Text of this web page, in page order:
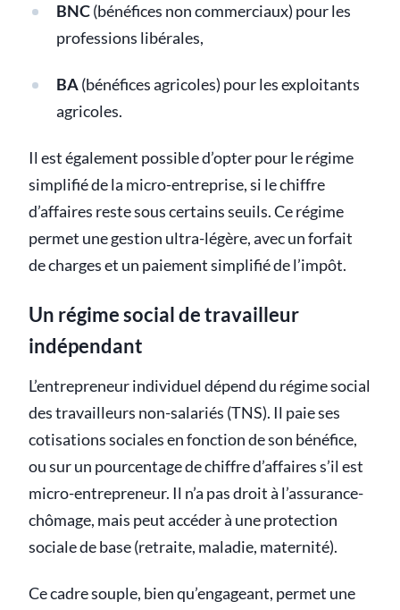
BNC(bénéfices non commerciaux) pour les
professions libérales,
BA(bénéfices agricoles) pour les exploitants
agricoles.
Il est également possible d’opter pour le régime
simplifié de la micro-entreprise, si le chiffre
d’affaires reste sous certains seuils. Ce régime
permet une gestion ultra-légère, avec un forfait
de charges et un paiement simplifié de l’impôt.
Un régime social de travailleur
indépendant
L’entrepreneur individuel dépend du régime social
des travailleurs non-salariés (TNS). Il paie ses
cotisations sociales en fonction de son bénéfice,
ou sur un pourcentage de chiffre d’affaires s’il est
micro-entrepreneur. Il n’a pas droit à l’assurance-
chômage, mais peut accéder à une protection
sociale de base (retraite, maladie, maternité).
Ce cadre souple, bien qu’engageant, permet une